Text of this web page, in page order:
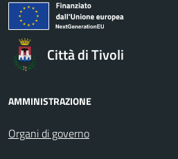
Città di Tivoli
AMMINISTRAZIONE
Organi di governo